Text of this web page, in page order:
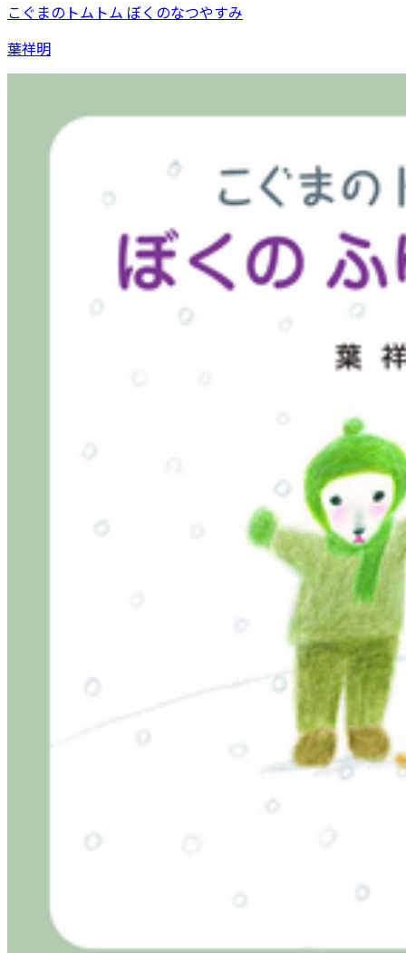
こぐまのトムトム ぼくのなつやすみ
葉祥明